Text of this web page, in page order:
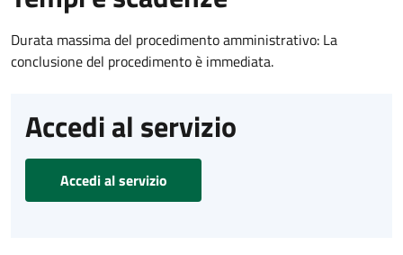
Durata massima del procedimento amministrativo: La
conclusione del procedimento è immediata.
Accedi al servizio
Accedi al servizio